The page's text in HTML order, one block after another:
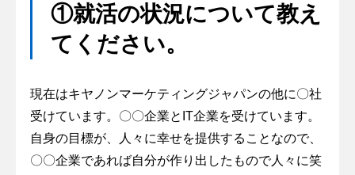
①就活の状況について教え
てください。
現在はキヤノンマーケティングジャパンの他に〇社
受けています。〇〇企業とIT企業を受けています。
自身の目標が、人々に幸せを提供することなので、
〇〇企業であれば自分が作り出したもので人々に笑